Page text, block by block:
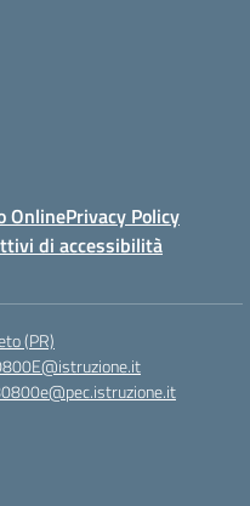
OnlinePrivacy Policy
di accessibilità
(PR)